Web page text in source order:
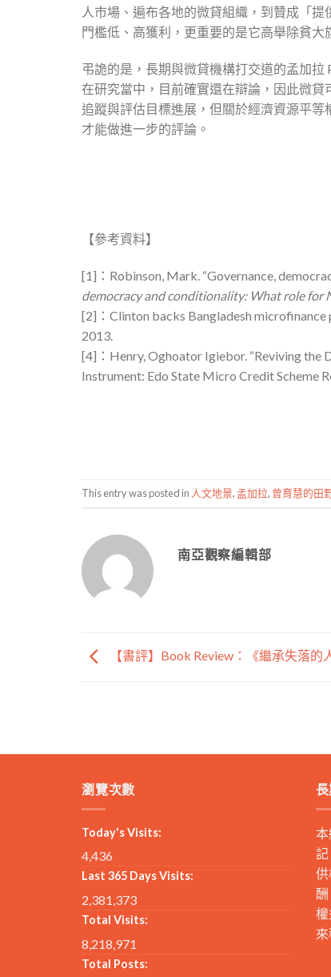
人市場、遍布各地的微貸組織，到贊成「
門檻低、高獲利，更重要的是它高舉除貧
弔詭的是，長期與微貸機構打交道的孟加
在研究當中，目前確實還在辯論，因此微
追蹤與評估目標進展，但關於經濟資源平
才能做進一步的評論。
【參考資料】
[1]：Robinson, Mark. “Governance,
democracy and conditionality: What role for
[2]：Clinton backs Bangladesh
2013.
[4]：Henry, Oghoator Igiebor. “Reviving the
Instrument: Edo State Micro Credit Scheme
This entry was posted in 人文地景, 孟加拉, 曾育慧的田
南亞觀察編輯部
【書評】Book Review：《繼承失落的
瀏覽次數
Today's Visits:
4,436
Last 365 Days Visits:
2,381,373
Total Visits:
8,218,971
Total Posts:
權
來